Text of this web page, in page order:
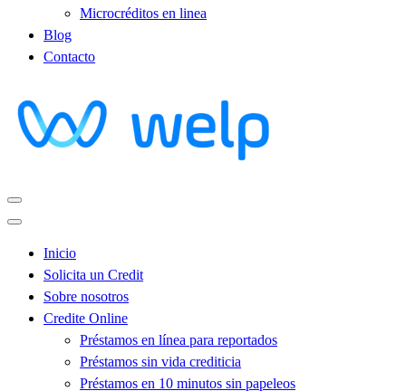
Microcréditos en linea
Blog
Contacto
Inicio
Solicita un Credit
Sobre nosotros
Credite Online
Préstamos en línea para reportados
Préstamos sin vida crediticia
Préstamos en 10 minutos sin papeleos